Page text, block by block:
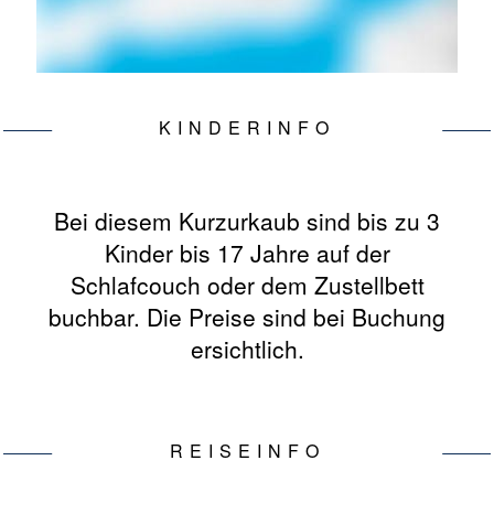
KINDERINFO
Bei diesem Kurzurkaub sind bis zu 3
Kinder bis 17 Jahre auf der
Schlafcouch oder dem Zustellbett
buchbar. Die Preise sind bei Buchung
ersichtlich.
REISEINFO